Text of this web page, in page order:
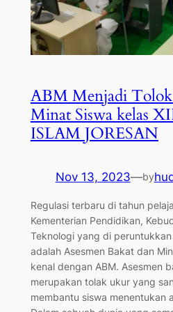
ABM Menjadi
Minat Siswa kelas
ISLAM JORESAN
Nov 13, 2023—by
Regulasi terbaru di tahun
Kementerian Pendidikan,
Teknologi yang di
adalah Asesmen Bakat dan
kenal dengan ABM. Asesmen
merupakan tolak ukur yang
membantu siswa menentukan